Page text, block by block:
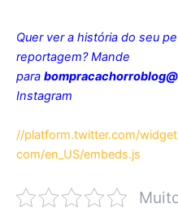
Quer ver a história do seu
reportagem? Mande
para
Instagram
//platform.twitter.com/
com/en_US/embeds.js